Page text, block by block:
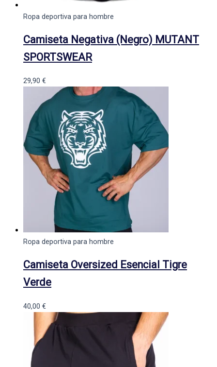
Ropa deportiva para hombre
Camiseta Negativa (Negro) MUTANT
SPORTSWEAR
29,90 €
Ropa deportiva para hombre
Camiseta Oversized Esencial Tigre
Verde
40,00 €